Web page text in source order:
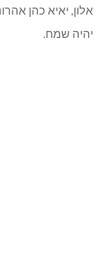
אלון, יאיא כהן
יהיה שמח.